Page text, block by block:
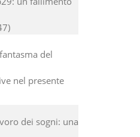
del
nel presente
dei sogni: una